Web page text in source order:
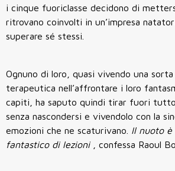
i cinque fuoriclasse decidono di
ritrovano coinvolti in un’impresa
superare sé stessi.
Ognuno di loro, quasi vivendo una
terapeutica nell’affrontare i loro
capiti, ha saputo quindi tirar fuori
senza nascondersi e vivendolo con la
emozioni che ne scaturivano. Il nuoto è
fantastico di lezioni
, confessa Raoul